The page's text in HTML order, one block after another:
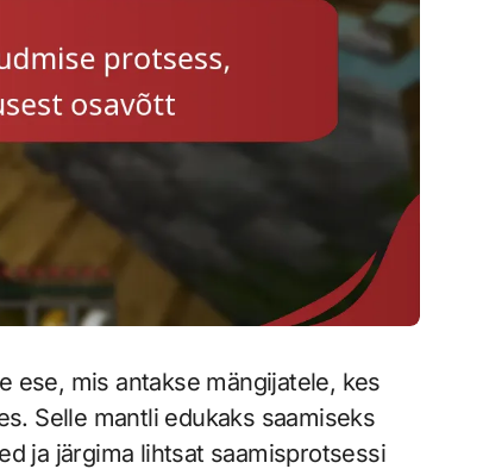
ese, mis antakse mängijatele, kes
Selle mantli edukaks saamiseks
ja järgima lihtsat saamisprotsessi